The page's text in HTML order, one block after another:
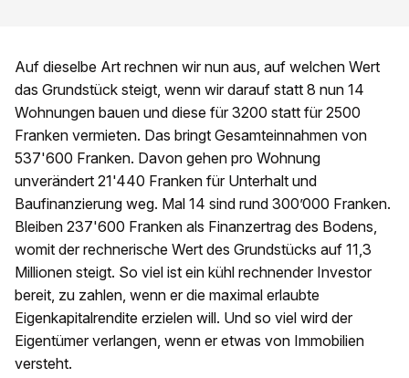
Auf dieselbe Art rechnen wir nun aus, auf welchen Wert
das Grundstück steigt, wenn wir darauf statt 8 nun 14
Wohnungen bauen und diese für 3200 statt für 2500
Franken vermieten. Das bringt Gesamteinnahmen von
537'600 Franken. Davon gehen pro Wohnung
unverändert 21'440 Franken für Unterhalt und
Baufinanzierung weg. Mal 14 sind rund 300’000 Franken.
Bleiben 237'600 Franken als Finanzertrag des Bodens,
womit der rechnerische Wert des Grundstücks auf 11,3
Millionen steigt. So viel ist ein kühl rechnender Investor
bereit, zu zahlen, wenn er die maximal erlaubte
Eigenkapitalrendite erzielen will. Und so viel wird der
Eigentümer verlangen, wenn er etwas von Immobilien
versteht.